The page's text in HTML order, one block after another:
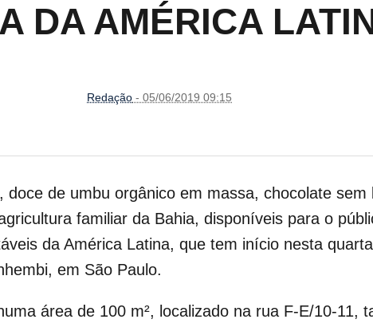
DA AMÉRICA
Redação - 05/06/2019 09:15
de umbu orgânico em massa, chocolate
familiar da Bahia, disponíveis para o
da América Latina, que tem início nesta
em São Paulo.
área de 100 m², localizado na rua F-E/10-11,